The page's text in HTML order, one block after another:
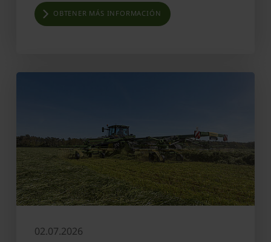
OBTENER MÁS INFORMACIÓN
02.07.2026